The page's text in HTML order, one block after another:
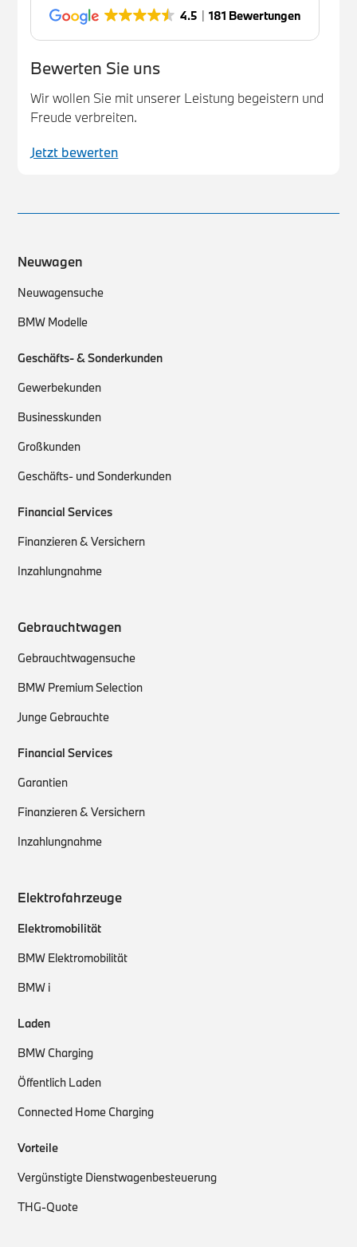
4.5 181 Bewertungen
Bewerten Sie uns
Wir wollen Sie mit unserer Leistung begeistern und
Freude verbreiten.
Jetzt bewerten
Neuwagen
Neuwagensuche
BMW Modelle
Geschäfts- & Sonderkunden
Gewerbekunden
Businesskunden
Großkunden
Geschäfts- und Sonderkunden
Financial Services
Finanzieren & Versichern
Inzahlungnahme
Gebrauchtwagen
Gebrauchtwagensuche
BMW Premium Selection
Junge Gebrauchte
Financial Services
Garantien
Finanzieren & Versichern
Inzahlungnahme
Elektrofahrzeuge
Elektromobilität
BMW Elektromobilität
BMW i
Laden
BMW Charging
Öffentlich Laden
Connected Home Charging
Vorteile
Vergünstigte Dienstwagenbesteuerung
THG-Quote